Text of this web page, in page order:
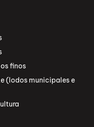
finos
(lodos municipales e